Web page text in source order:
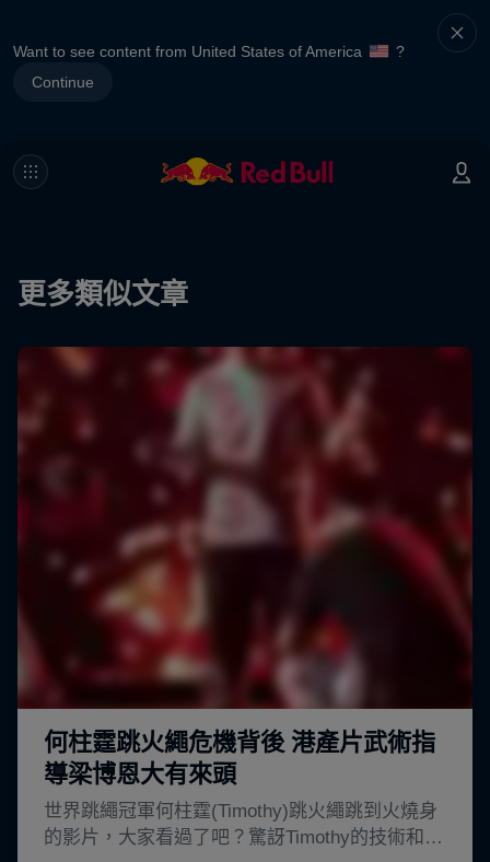
Want to see content from United States of America
?
Continue
更多類似文章